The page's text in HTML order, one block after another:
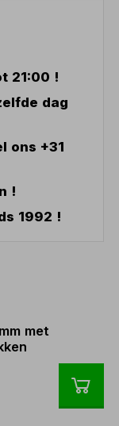
21:00 !
dag
ons +31
!
1992 !
met